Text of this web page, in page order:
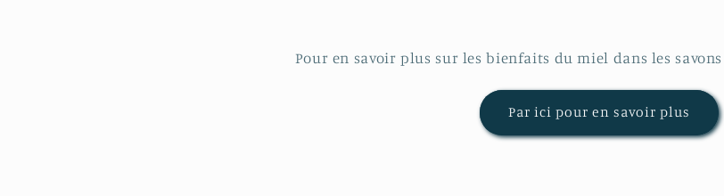
Pour en savoir plus sur les bienfaits du miel dans les
Par ici pour en savoir plus